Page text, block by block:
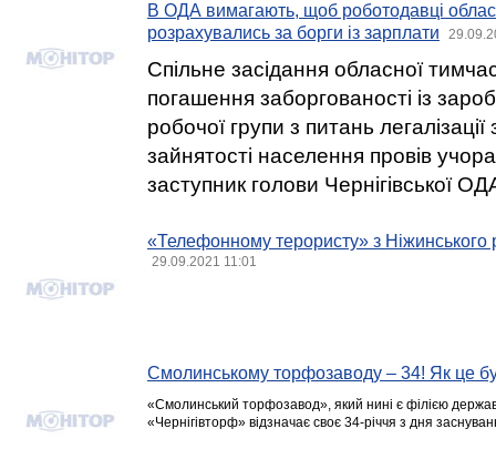
В ОДА вимагають, щоб роботодавці
розрахувались за борги із зарплати
Спільне засідання обласної
погашення заборгованості із
робочої групи з питань
зайнятості населення провів
заступник голови Чернігівської
«Телефонному терористу» з Ніжинського
29.09.2021 11:01
Смолинському торфозаводу – 34! Як це
«Смолинський торфозавод», який нині є філією
«Чернігівторф» відзначає своє 34-річчя з дня